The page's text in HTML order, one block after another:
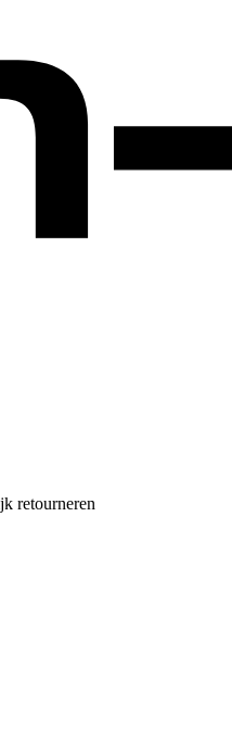
retourneren